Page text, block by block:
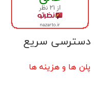
دسترسی سریع
پلن ها و هزینه ها